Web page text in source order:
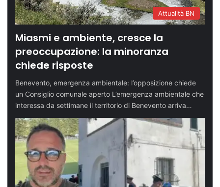
Attualità BN
Miasmi e ambiente, cresce la
preoccupazione: la minoranza
chiede risposte
Benevento, emergenza ambientale: l’opposizione chiede
un Consiglio comunale aperto L’emergenza ambientale che
interessa da settimane il territorio di Benevento arriva…